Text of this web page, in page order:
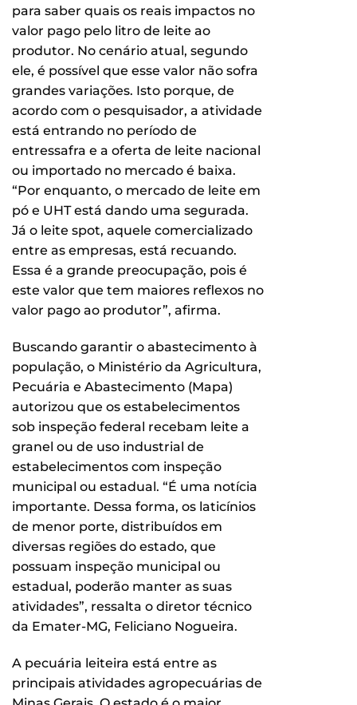
para saber quais os reais impactos no
valor pago pelo litro de leite ao
produtor. No cenário atual, segundo
ele, é possível que esse valor não sofra
grandes variações. Isto porque, de
acordo com o pesquisador, a atividade
está entrando no período de
entressafra e a oferta de leite nacional
ou importado no mercado é baixa.
“Por enquanto, o mercado de leite em
pó e UHT está dando uma segurada.
Já o leite spot, aquele comercializado
entre as empresas, está recuando.
Essa é a grande preocupação, pois é
este valor que tem maiores reflexos no
valor pago ao produtor”, afirma.
Buscando garantir o abastecimento à
população, o Ministério da Agricultura,
Pecuária e Abastecimento (Mapa)
autorizou que os estabelecimentos
sob inspeção federal recebam leite a
granel ou de uso industrial de
estabelecimentos com inspeção
municipal ou estadual. “É uma notícia
importante. Dessa forma, os laticínios
de menor porte, distribuídos em
diversas regiões do estado, que
possuam inspeção municipal ou
estadual, poderão manter as suas
atividades”, ressalta o diretor técnico
da Emater-MG, Feliciano Nogueira.
A pecuária leiteira está entre as
principais atividades agropecuárias de